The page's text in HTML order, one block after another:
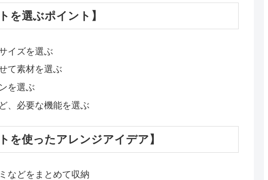
を選ぶポイント】
イズを選ぶ
て素材を選ぶ
を選ぶ
、必要な機能を選ぶ
を使ったアレンジアイデア】
などをまとめて収納